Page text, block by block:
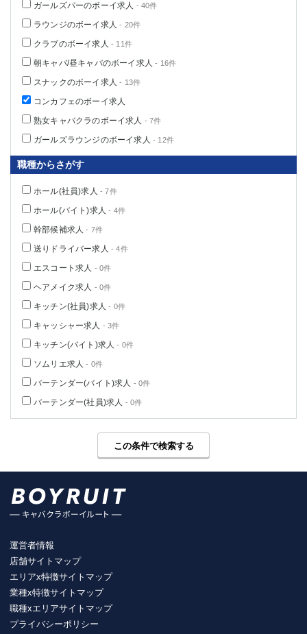
ガールズバーのボーイ求人 - 40件
ラウンジのボーイ求人 - 20件
クラブのボーイ求人 - 11件
朝キャバ/昼キャバのボーイ求人 - 16件
スナックのボーイ求人 - 13件
コンカフェのボーイ求人
熟女キャバクラのボーイ求人 - 7件
ガールズラウンジのボーイ求人 - 12件
職種からさがす
ホール(社員)求人 - 7件
ホール(バイト)求人 - 4件
幹部候補求人 - 7件
送りドライバー求人 - 4件
エスコート求人 - 0件
ヘアメイク求人 - 0件
キッチン(社員)求人 - 0件
キャッシャー求人 - 3件
キッチン(バイト)求人 - 0件
ソムリエ求人 - 0件
バーテンダー(バイト)求人 - 0件
バーテンダー(社員)求人 - 0件
この条件で検索する
運営者情報
店舗サイトマップ
エリアx特徴サイトマップ
業種x特徴サイトマップ
職種xエリアサイトマップ
プライバシーポリシー